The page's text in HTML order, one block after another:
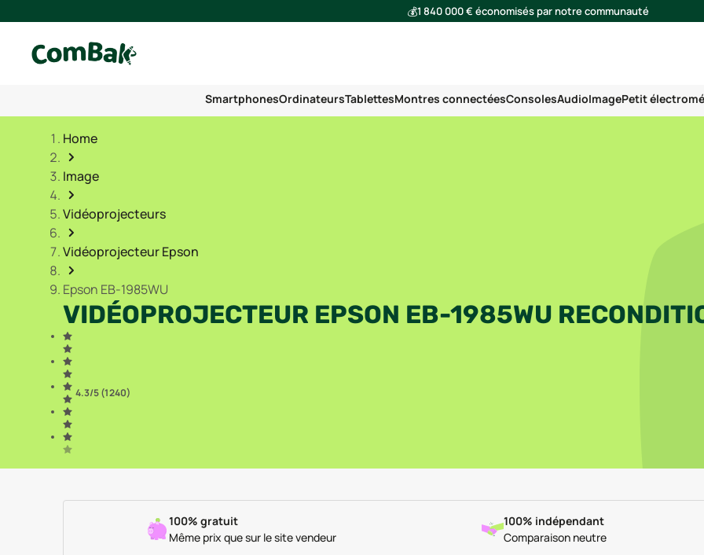
💰1 840 000 € économisés par notre communauté
SmartphonesOrdinateursTablettesMontres connectéesConsolesAudioImagePetit
Home
Image
Vidéoprojecteurs
Vidéoprojecteur Epson
Epson EB-1985WU
VIDÉOPROJECTEUR EPSON EB-1985WU
4.3/5 (1 240)
100% gratuit
Même prix que sur le site vendeur
100% indépendant
Comparaison neutre